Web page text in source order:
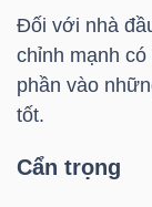
Đối với nhà
chỉnh mạnh
phần vào
tốt.
Cẩn trọng
CỔ